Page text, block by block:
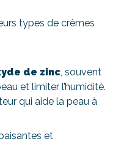
types de crèmes
de zinc, souvent
et limiter l’humidité.
qui aide la peau à
et